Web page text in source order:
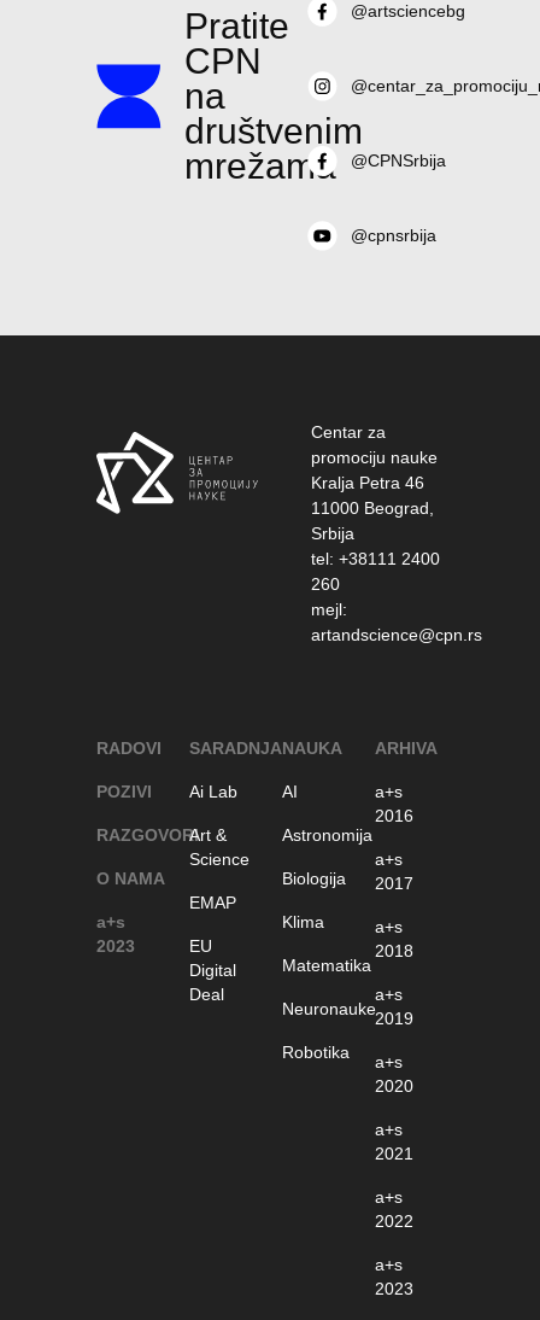
Pratite
CPN
na
društvenim
mrežama
@artsciencebg
@CPNSrbija
@cpnsrbija
Centar za
promociju nauke
Kralja Petra 46
11000 Beograd,
Srbija
tel: +38111 2400
260
mejl:
artandscience@cpn.rs
RADOVI
POZIVI
RAZGOVORI
O NAMA
a+s
2023
SARADNJA
Ai Lab
Art &
Science
EMAP
EU
Digital
Deal
NAUKA
AI
Astronomija
Biologija
Klima
Matematika
Neuronauke
Robotika
ARHIVA
a+s
2016
a+s
2017
a+s
2018
a+s
2019
a+s
2020
a+s
2021
a+s
2022
a+s
2023